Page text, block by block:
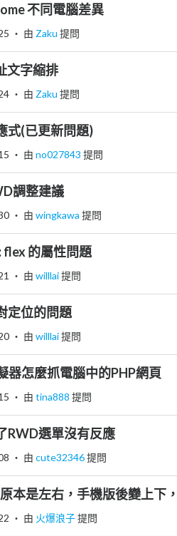
不同電腦差異
‧ 由 Zaku 提問
文字縮排
‧ 由 Zaku 提問
式(已更新問題)
‧ 由 no027843 提問
調整建議
‧ 由 wingkawa 提問
flex 的屬性問題
‧ 由 willlai提問
定位的問題
‧ 由 willlai提問
器怎麼抓電腦中的PHP網頁
‧ 由 tina888 提問
RWD選單沒有反應
‧ 由 cute32346提問
本是左右，手機版後變上下
‧ 由 火爆浪子提問